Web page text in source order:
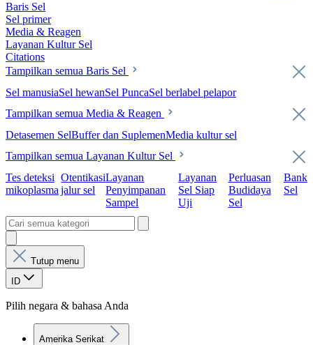
Baris Sel
Sel primer
Media & Reagen
Layanan Kultur Sel
Citations
Tampilkan semua Baris Sel
Sel manusiaSel hewanSel PuncaSel berlabel pelapor
Tampilkan semua Media & Reagen
Detasemen SelBuffer dan SuplemenMedia kultur sel
Tampilkan semua Layanan Kultur Sel
Tes deteksi
mikoplasma
Otentikasi
jalur sel
Layanan
Penyimpanan
Sampel
Layanan
Sel Siap
Uji
Perluasan
Budidaya
Sel
Bank
Sel
Tutup menu
ID
Pilih negara & bahasa Anda
Amerika Serikat